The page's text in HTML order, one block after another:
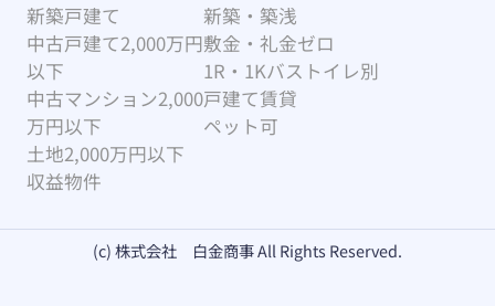
新築戸建て
中古戸建て2,000万円
以下
中古マンション2,000
万円以下
土地2,000万円以下
収益物件
新築・築浅
敷金・礼金ゼロ
1R・1Kバストイレ別
戸建て賃貸
ペット可
(c) 株式会社 白金商事 All Rights Reserved.